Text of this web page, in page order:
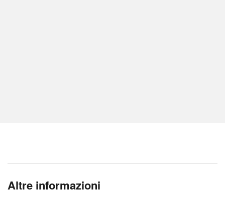
Altre informazioni